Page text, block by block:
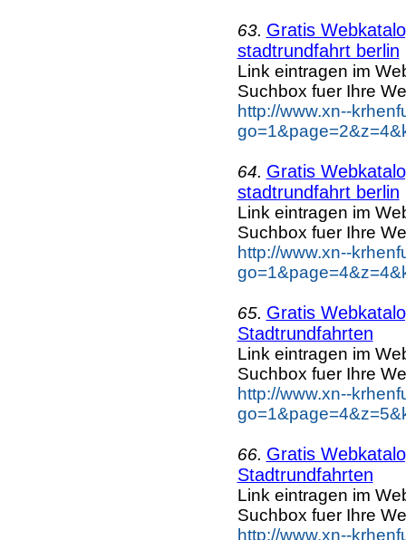
63. Gratis
stadtrundfahrt berlin
Link eintragen im
Suchbox fuer Ihre
http://www.xn--
64. Gratis
stadtrundfahrt berlin
Link eintragen im
Suchbox fuer Ihre
http://www.xn--
65. Gratis
Stadtrundfahrten
Link eintragen im
Suchbox fuer Ihre
http://www.xn--
66. Gratis
Stadtrundfahrten
Link eintragen im
Suchbox fuer Ihre
http://www.xn--